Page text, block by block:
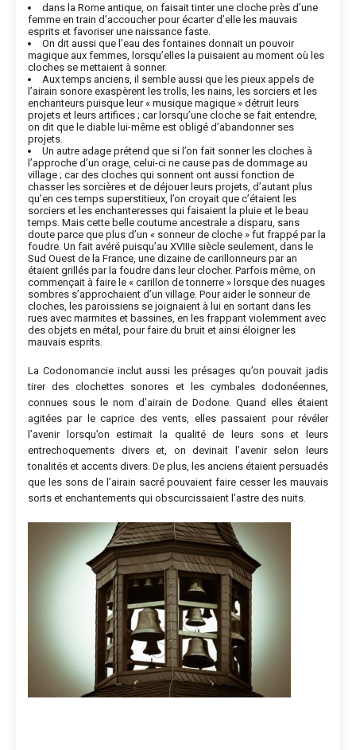
dans la Rome antique, on faisait tinter une cloche près d’une
femme en train d’accoucher pour écarter d’elle les mauvais
esprits et favoriser une naissance faste.
On dit aussi que l’eau des fontaines donnait un pouvoir
magique aux femmes, lorsqu’elles la puisaient au moment où les
cloches se mettaient à sonner.
Aux temps anciens, il semble aussi que les pieux appels de
l’airain sonore exaspèrent les trolls, les nains, les sorciers et les
enchanteurs puisque leur « musique magique » détruit leurs
projets et leurs artifices ; car lorsqu’une cloche se fait entendre,
on dit que le diable lui-même est obligé d’abandonner ses
projets.
Un autre adage prétend que si l’on fait sonner les cloches à
l’approche d’un orage, celui-ci ne cause pas de dommage au
village ; car des cloches qui sonnent ont aussi fonction de
chasser les sorcières et de déjouer leurs projets, d’autant plus
qu’en ces temps superstitieux, l’on croyait que c’étaient les
sorciers et les enchanteresses qui faisaient la pluie et le beau
temps. Mais cette belle coutume ancestrale a disparu, sans
doute parce que plus d’un « sonneur de cloche » fut frappé par la
foudre. Un fait avéré puisqu’au XVIIIe siècle seulement, dans le
Sud Ouest de la France, une dizaine de carillonneurs par an
étaient grillés par la foudre dans leur clocher. Parfois même, on
commençait à faire le « carillon de tonnerre » lorsque des nuages
sombres s’approchaient d’un village. Pour aider le sonneur de
cloches, les paroissiens se joignaient à lui en sortant dans les
rues avec marmites et bassines, en les frappant violemment avec
des objets en métal, pour faire du bruit et ainsi éloigner les
mauvais esprits.
La Codonomancie inclut aussi les présages qu’on pouvait jadis
tirer des clochettes sonores et les cymbales dodonéennes,
connues sous le nom d’airain de Dodone. Quand elles étaient
agitées par le caprice des vents, elles passaient pour révéler
l’avenir lorsqu’on estimait la qualité de leurs sons et leurs
entrechoquements divers et, on devinait l’avenir selon leurs
tonalités et accents divers. De plus, les anciens étaient persuadés
que les sons de l’airain sacré pouvaient faire cesser les mauvais
sorts et enchantements qui obscurcissaient l’astre des nuits.